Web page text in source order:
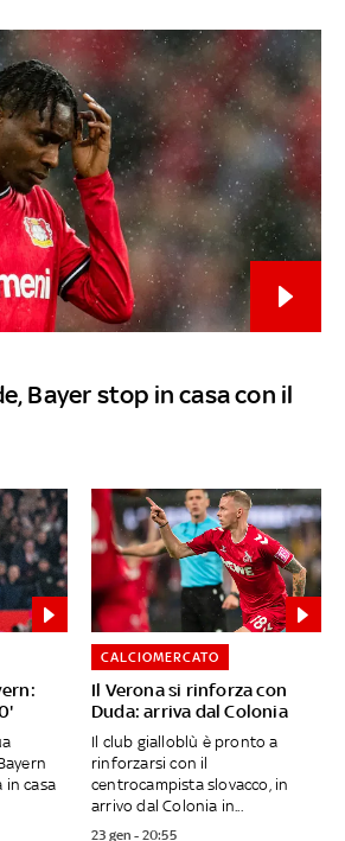
Bayer stop in casa con il
in casa
Il Verona si rinforza con
Duda: arriva dal Colonia
CALCIOMERCATO
Il club gialloblù è pronto a
rinforzarsi con il
centrocampista slovacco, in
arrivo dal Colonia in...
23 gen - 20:55